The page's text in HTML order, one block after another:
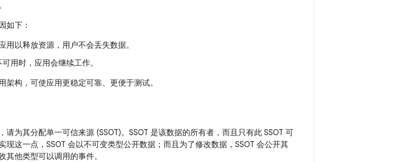
如下：
用以释放资源，用户不会丢失数据。
用时，应用会继续工作。
架构，可使应用更稳定可靠、更便于测试。
请为其分配单一可信来源 (SSOT)。SSOT 是该数据的所有者 ，而且只有此 SSOT 可
现这一点，SSOT 会以不可变类型公开数据；而且为了修改数据，SSOT 会公开其
其他类型可以调用的事件。